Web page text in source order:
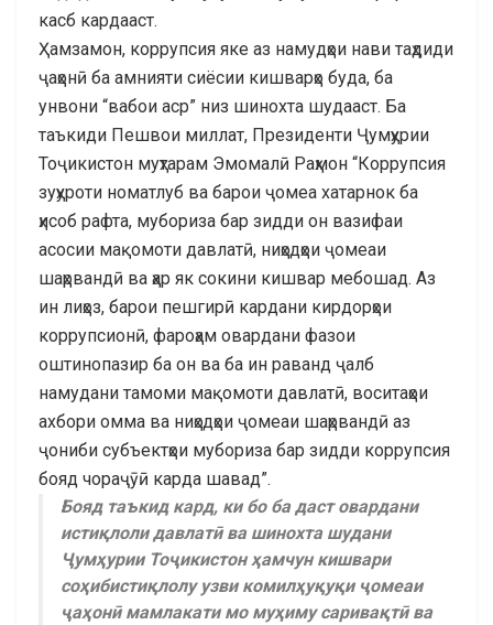
касб кардааст.
Ҳамзамон, коррупсия яке аз намудҳои нави таҳдиди
ҷаҳонӣ ба амнияти сиёсии кишварҳо буда, ба
унвони “вабои аср” низ шинохта шудааст. Ба
таъкиди Пешвои миллат, Президенти Ҷумҳурии
Тоҷикистон муҳтарам Эмомалӣ Раҳмон “Коррупсия
зуҳуроти номатлуб ва барои ҷомеа хатарнок ба
ҳисоб рафта, мубориза бар зидди он вазифаи
асосии мақомоти давлатӣ, ниҳодҳои ҷомеаи
шаҳрвандӣ ва ҳар як сокини кишвар мебошад. Аз
ин лиҳоз, барои пешгирӣ кардани кирдорҳои
коррупсионӣ, фароҳам овардани фазои
оштинопазир ба он ва ба ин раванд ҷалб
намудани тамоми мақомоти давлатӣ, воситаҳои
ахбори омма ва ниҳодҳои ҷомеаи шаҳрвандӣ аз
ҷониби субъектҳои мубориза бар зидди коррупсия
бояд чораҷӯӣ карда шавад”.
Бояд таъкид кард, ки бо ба даст овардани
истиқлоли давлатӣ ва шинохта шудани
Ҷумҳурии Тоҷикистон ҳамчун кишвари
соҳибистиқлолу узви комилҳуқуқи ҷомеаи
ҷаҳонӣ мамлакати мо муҳиму саривақтӣ ва